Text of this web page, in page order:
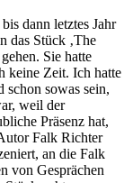
dann letztes Jahr
das Stück ‚The
Sie hatte
keine Zeit. Ich hatte
sowas sein,
weil der
Präsenz hat,
Falk Richter
an die Falk
von Gesprächen